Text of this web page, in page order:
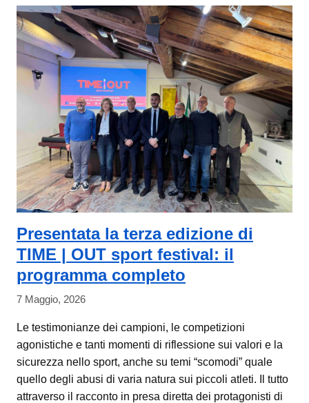
Presentata la terza edizione di
TIME | OUT sport festival: il
programma completo
7 Maggio, 2026
Le testimonianze dei campioni, le competizioni
agonistiche e tanti momenti di riflessione sui valori e la
sicurezza nello sport, anche su temi “scomodi” quale
quello degli abusi di varia natura sui piccoli atleti. Il tutto
attraverso il racconto in presa diretta dei protagonisti di